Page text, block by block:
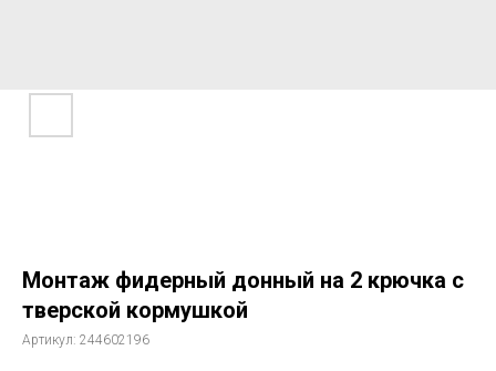
Монтаж фидерный донный на 2 крючка с
тверской кормушкой
Артикул: 244602196